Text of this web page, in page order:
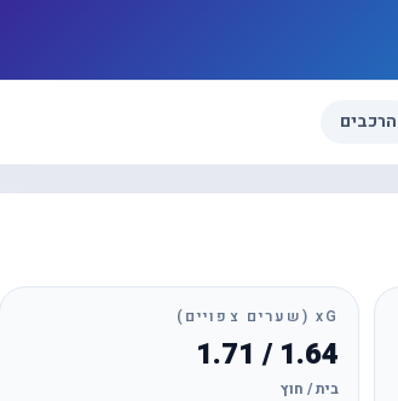
הרכבים
xG (שערים צפויים)
1.64 / 1.71
בית / חוץ